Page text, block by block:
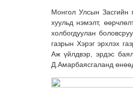
Монгол Улсын Засгийн
хуульд нэмэлт,
холбогдуулан
газрын Хэрэг эрхлэх
Аж үйлдвэр, эрдэс
Д.Амарбаясгаланд